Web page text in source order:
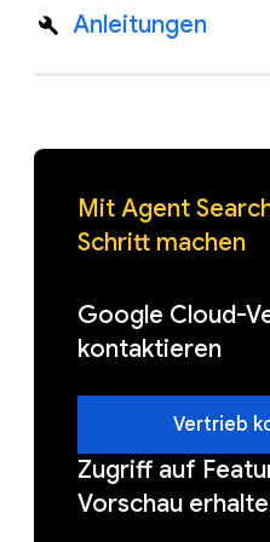
Anleitungen
Mit Agent
Schritt machen
Google Cloud-
kontaktieren
Vertrieb
Zugriff auf
Vorschau